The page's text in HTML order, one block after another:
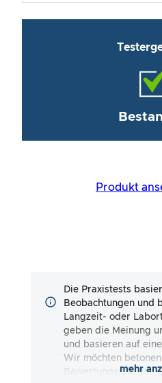
Produkt
Die Praxistests
Beobachtungen und
Langzeit- oder
geben die Meinung
und basieren auf
Wir möchten
Bewertungen keinen
mehr